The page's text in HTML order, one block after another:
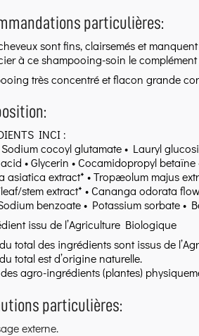
particulières:
sont fins, clairsemés et
à ce shampooing-soin le
très concentré et flacon grande
INCI :
Sodium cocoyl glutamate • Lauryl
• Glycerin • Cocamidopropyl
asiatica extract* • Tropæolum majus
stem extract* • Cananga odorata
benzoate • Potassium sorbate •
issu de l’Agriculture Biologique
total des ingrédients sont issus de
total est d’origine naturelle.
agro-ingrédients (plantes)
particulières:
externe.